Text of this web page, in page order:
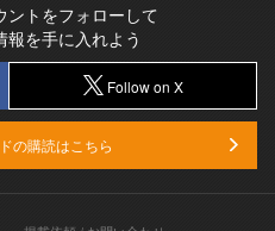
ントをフォローして
を手に入れよう
Follow on X
の購読はこちら